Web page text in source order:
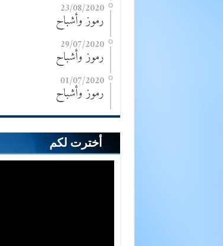
23/08/2020
رموز وأشباح
29/07/2020
رموز وأشباح
01/07/2020
رموز وأشباح
أخترت لكم